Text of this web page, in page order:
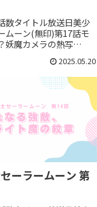
数タイトル放送日美少
ムーン(無印)第17話モ
妖魔カメラの熱写
テム）変身ブローチや
に特別な演出も無くル
通信機がサ...
2025.05.20
ーラームーン 第